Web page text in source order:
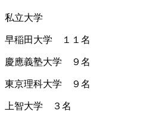
私立大学
早稲田大学 １１名
慶應義塾大学 ９名
東京理科大学 ９名
上智大学 ３名